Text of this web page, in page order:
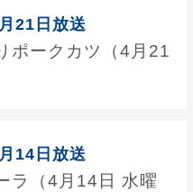
21日放送
ポークカツ（4月21
14日放送
ラ（4月14日 水曜